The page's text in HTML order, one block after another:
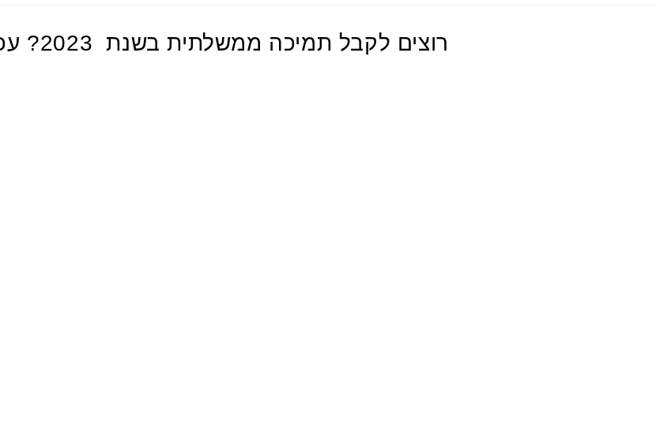
רוצים לקבל תמיכה ממשלתית בשנת 2023? עכשיו זה הזמן להתחיל!